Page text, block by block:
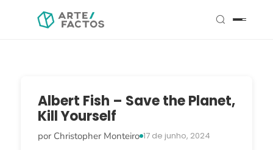
Albert Fish – Save the Planet,
Kill Yourself
por Christopher Monteiro 17 de junho, 2024